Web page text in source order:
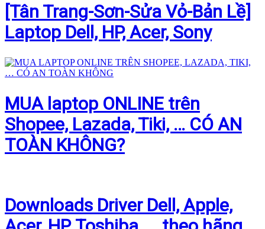
[Tân Trang-Sơn-Sửa Vỏ-Bản Lề]
Laptop Dell, HP, Acer, Sony
MUA laptop ONLINE trên
Shopee, Lazada, Tiki, … CÓ AN
TOÀN KHÔNG?
Downloads Driver Dell, Apple,